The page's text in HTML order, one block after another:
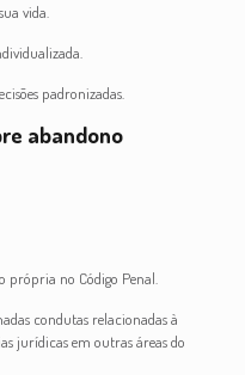
vida.
padronizadas.
abandono
própria no Código Penal.
condutas relacionadas à
jurídicas em outras áreas do